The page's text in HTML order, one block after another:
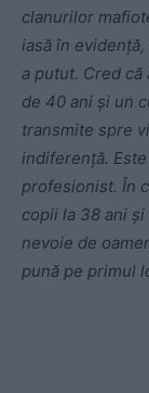
clanurilor
iasă în
a putut. Cred
de 40 ani și un
transmite spre
indiferență.
profesionist. În
copii la 38 ani și
nevoie de
pună pe primul